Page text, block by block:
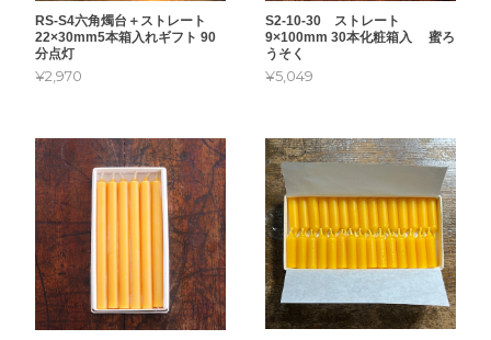
RS-S4六角燭台＋ストレート
22×30mm5本箱入れギフト 90
分点灯
¥2,970
S2-10-30 ストレート
9×100mm 30本化粧箱入 蜜ろ
うそく
¥5,049